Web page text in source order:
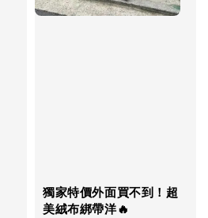
獨家特價外面買不到！超
美絨布綁帶洋🔥